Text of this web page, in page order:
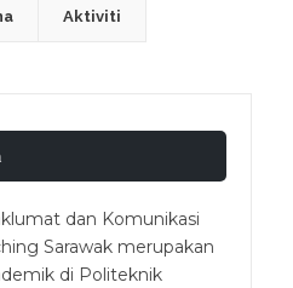
Aktiviti
dan Komunikasi
Sarawak merupakan
di Politeknik